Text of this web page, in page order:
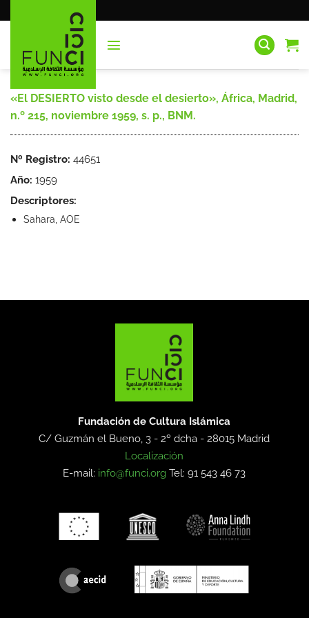
al
«El DESIERTO visto desde el desierto», África, Madrid,
n.º 215, noviembre 1959, s. p., BNM.
Nº Registro: 44651
Año: 1959
Descriptores:
Sahara, AOE
Fundación de Cultura Islámica
C/ Guzmán el Bueno, 3 - 2º dcha -28015 Madrid
Localización
E-mail: info@funci.org Tel: 91 543 46 73